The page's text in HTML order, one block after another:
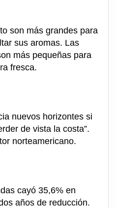
son más grandes para
sus aromas. Las
más pequeñas para
fresca.
nuevos horizontes si
de vista la costa”.
norteamericano.
cayó 35,6% en
años de reducción.